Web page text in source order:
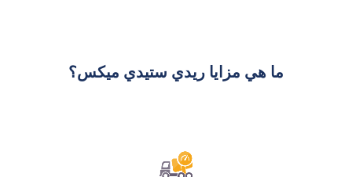
ما هي مزايا ريدي ستيدي ميكس؟